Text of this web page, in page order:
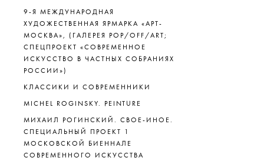
9-Я МЕЖДУНАРОДНАЯ
ХУДОЖЕСТВЕННАЯ ЯРМАРКА «АРТ-
МОСКВА», (ГАЛЕРЕЯ POP/OFF/ART;
СПЕЦПРОЕКТ «СОВРЕМЕННОЕ
ИСКУССТВО В ЧАСТНЫХ СОБРАНИЯХ
РОССИИ»)
КЛАССИКИ И СОВРЕМЕННИКИ
MICHEL ROGINSKY. PEINTURE
МИХАИЛ РОГИНСКИЙ. СВОЕ-ИНОЕ.
СПЕЦИАЛЬНЫЙ ПРОЕКТ 1
МОСКОВСКОЙ БИЕННАЛЕ
СОВРЕМЕННОГО ИСКУССТВА